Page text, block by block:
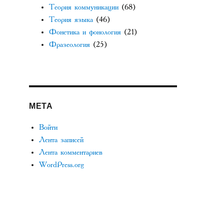
Теория коммуникации(68)
Теория языка(46)
Фонетика и фонология(21)
Фразеология(25)
МЕТА
Войти
Лента записей
Лента комментариев
WordPress.org